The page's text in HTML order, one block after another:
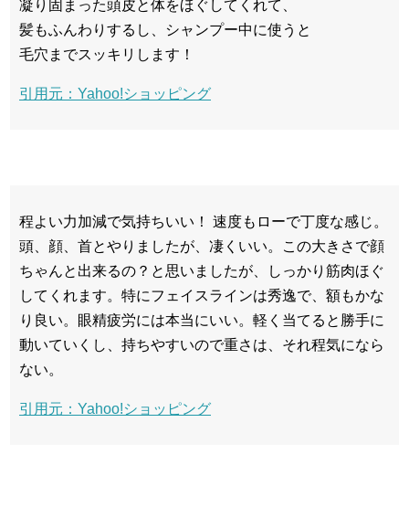
凝り固まった頭皮と体をほぐしてくれて、
髪もふんわりするし、シャンプー中に使うと
毛穴までスッキリします！
引用元：Yahoo!ショッピング
程よい力加減で気持ちいい！ 速度もローで丁度な感じ。
頭、顔、首とやりましたが、凄くいい。この大きさで顔
ちゃんと出来るの？と思いましたが、しっかり筋肉ほぐ
してくれます。特にフェイスラインは秀逸で、額もかな
り良い。眼精疲労には本当にいい。軽く当てると勝手に
動いていくし、持ちやすいので重さは、それ程気になら
ない。
引用元：Yahoo!ショッピング